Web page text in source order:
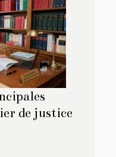
de justice